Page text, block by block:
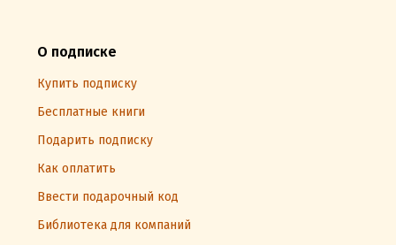
О подписке
Купить подписку
Бесплатные книги
Подарить подписку
Как оплатить
Ввести подарочный код
Библиотека для компаний